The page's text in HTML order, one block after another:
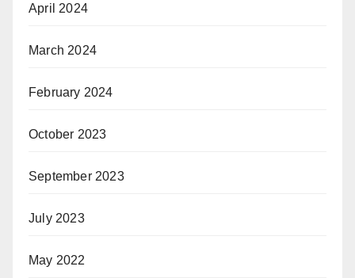
April 2024
March 2024
February 2024
October 2023
September 2023
July 2023
May 2022